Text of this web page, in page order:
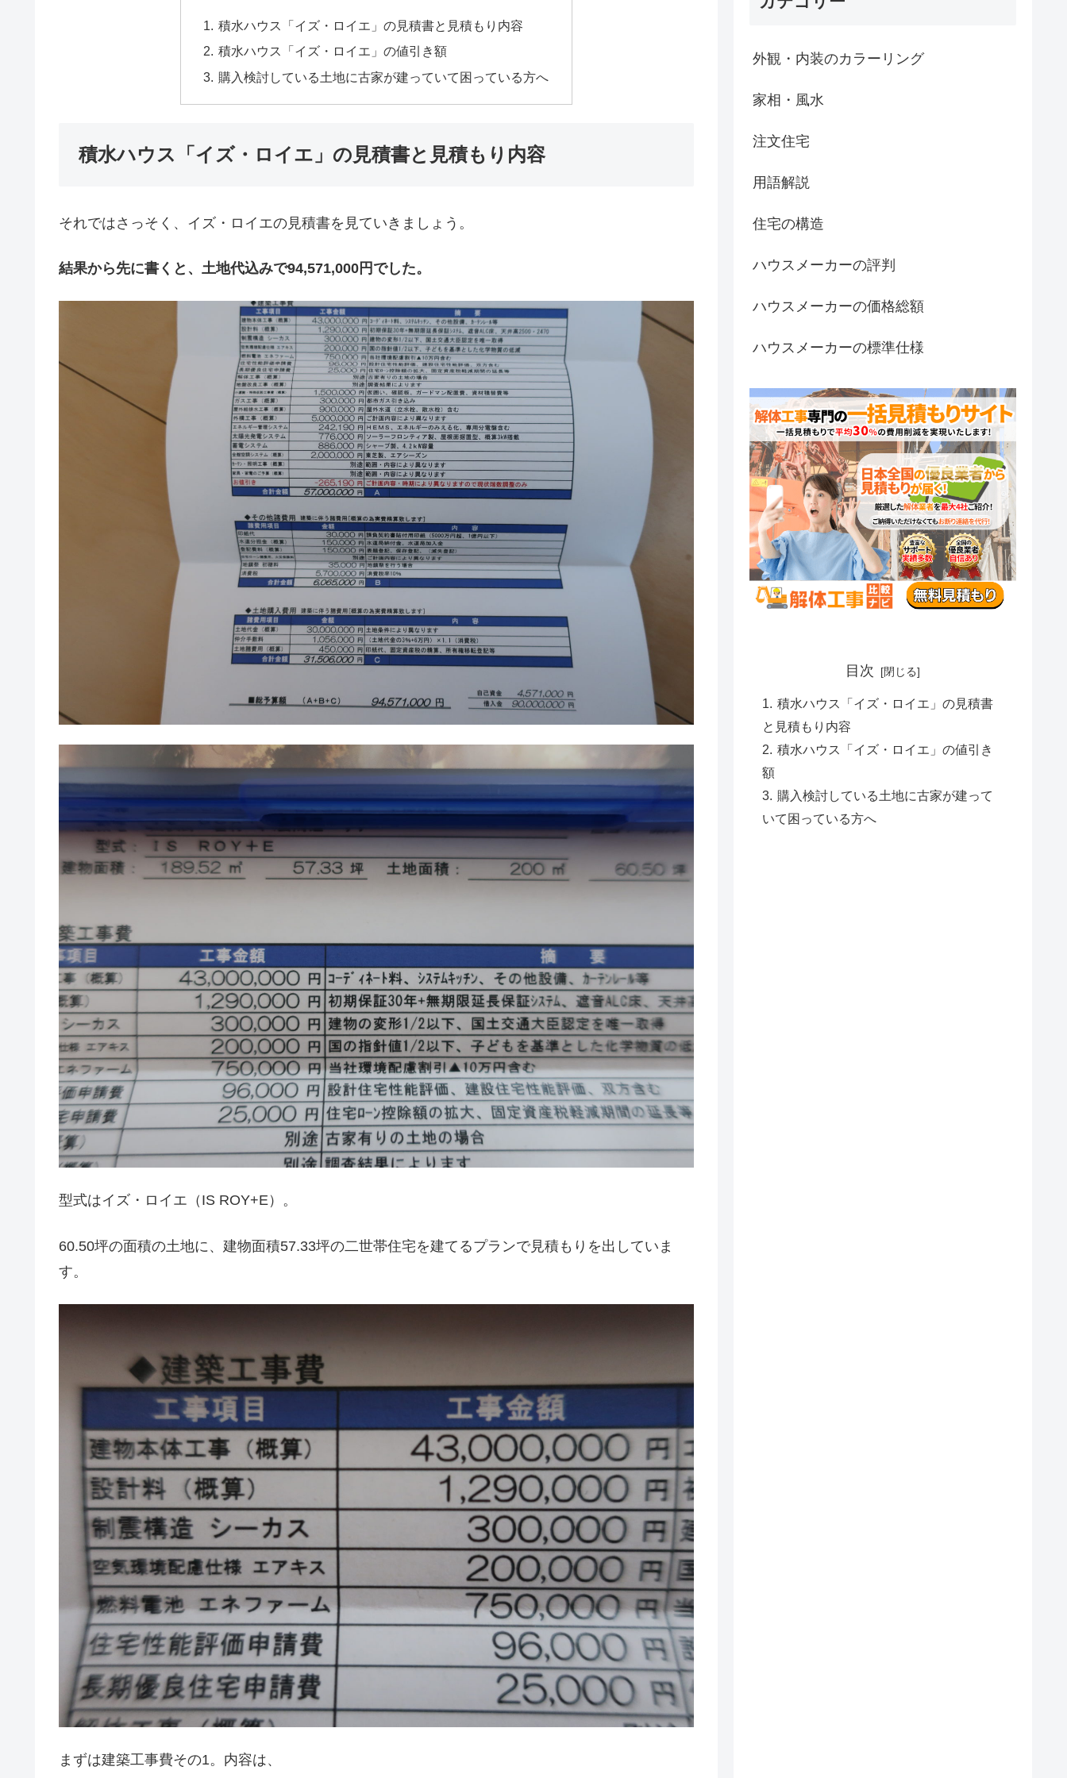
積水ハウス「イズ・ロイエ」の見積書と見積もり内容
積水ハウス「イズ・ロイエ」の値引き額
購入検討している土地に古家が建っていて困っている方へ
積水ハウス「イズ・ロイエ」の見積書と見積もり内容
それではさっそく、イズ・ロイエの見積書を見ていきましょう。
結果から先に書くと、土地代込みで94,571,000円でした。
型式はイズ・ロイエ（IS ROY+E）。
60.50坪の面積の土地に、建物面積57.33坪の二世帯住宅を建てるプランで見積もりを出していま
す。
まずは建築工事費その1。内容は、
外観・内装のカラーリング
家相・風水
注文住宅
用語解説
住宅の構造
ハウスメーカーの評判
ハウスメーカーの価格総額
ハウスメーカーの標準仕様
目次
積水ハウス「イズ・ロイエ」の見積書
と見積もり内容
積水ハウス「イズ・ロイエ」の値引き
額
購入検討している土地に古家が建って
いて困っている方へ